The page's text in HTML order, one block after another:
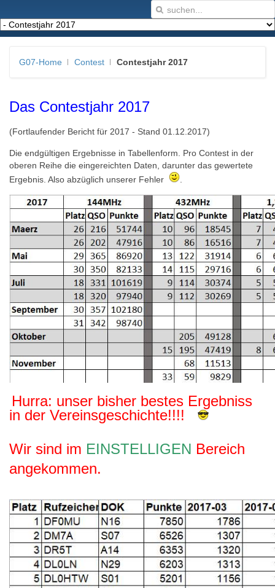
G07-Home Contest Contestjahr 2017
Das Contestjahr 2017
(Fortlaufender Bericht für 2017 - Stand 01.12.2017)
Die endgültigen Ergebnisse in Tabellenform. Pro Contest in der
oberen Reihe die eingereichten Daten, darunter das gewertete
Ergebnis. Also abzüglich unserer Fehler
Hurra: unser bisher bestes Ergebniss
in der Vereinsgeschichte!!!!
Wir sind im EINSTELLIGEN Bereich
angekommen.